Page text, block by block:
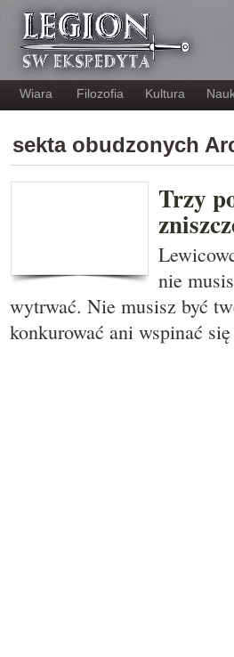
Wiara Filozofia Kultura
sekta obudzonych
Trzy
nie
wytrwać. Nie musisz być
konkurować ani wspinać